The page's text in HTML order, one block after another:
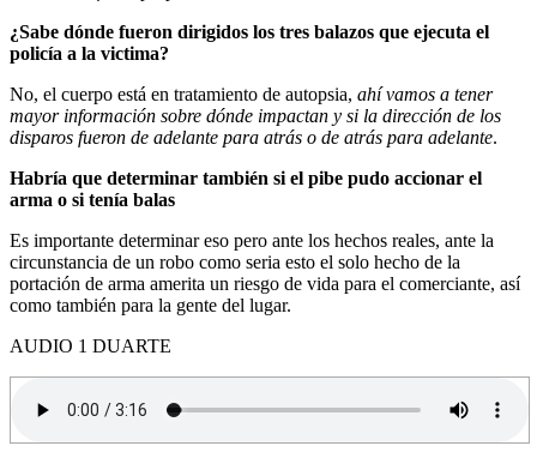
¿Sabe dónde fueron dirigidos los tres balazos que ejecuta el
policía a la victima?
No, el cuerpo está en tratamiento de autopsia, ahí vamos a tener
mayor información sobre dónde impactan y si la dirección de los
disparos fueron de adelante para atrás o de atrás para adelante.
Habría que determinar también si el pibe pudo accionar el
arma o si tenía balas
Es importante determinar eso pero ante los hechos reales, ante la
circunstancia de un robo como seria esto el solo hecho de la
portación de arma amerita un riesgo de vida para el comerciante, así
como también para la gente del lugar.
AUDIO 1 DUARTE